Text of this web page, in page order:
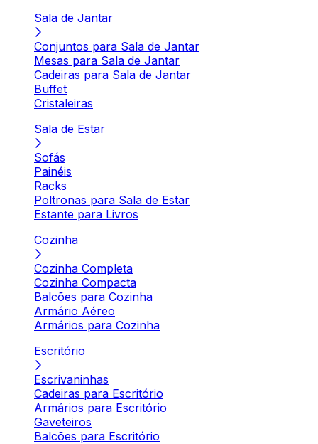
Sala de Jantar
Conjuntos para Sala de Jantar
Mesas para Sala de Jantar
Cadeiras para Sala de Jantar
Buffet
Cristaleiras
Sala de Estar
Sofás
Painéis
Racks
Poltronas para Sala de Estar
Estante para Livros
Cozinha
Cozinha Completa
Cozinha Compacta
Balcões para Cozinha
Armário Aéreo
Armários para Cozinha
Escritório
Escrivaninhas
Cadeiras para Escritório
Armários para Escritório
Gaveteiros
Balcões para Escritório